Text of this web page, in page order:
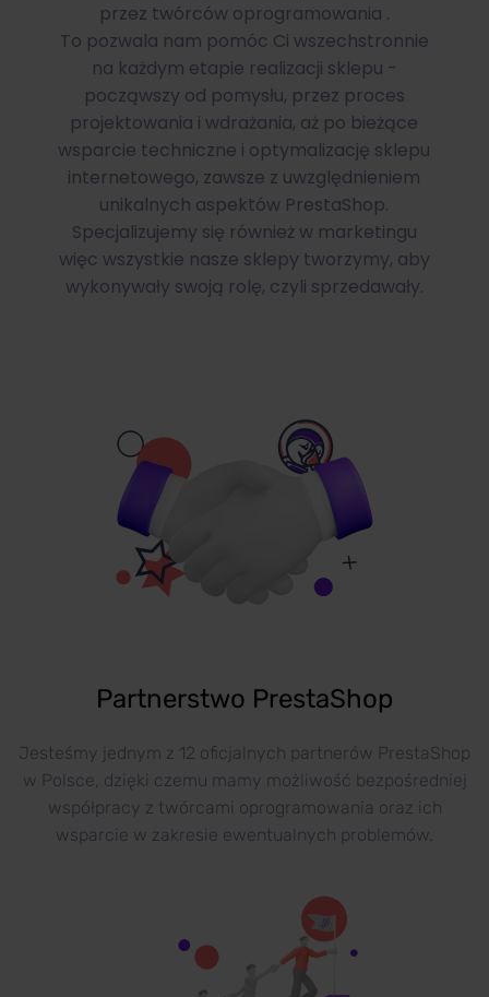
przez twórców oprogramowania .
To pozwala nam pomóc Ci wszechstronnie
na każdym etapie realizacji sklepu -
począwszy od pomysłu, przez proces
projektowania i wdrażania, aż po bieżące
wsparcie techniczne i optymalizację sklepu
internetowego, zawsze z uwzględnieniem
unikalnych aspektów PrestaShop.
Specjalizujemy się również w marketingu
więc wszystkie nasze sklepy tworzymy, aby
wykonywały swoją rolę, czyli sprzedawały.
Partnerstwo PrestaShop
Jesteśmy jednym z 12 oficjalnych partnerów PrestaShop
w Polsce, dzięki czemu mamy możliwość bezpośredniej
współpracy z twórcami oprogramowania oraz ich
wsparcie w zakresie ewentualnych problemów.